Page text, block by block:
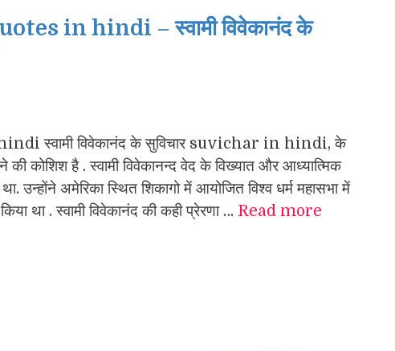
in hindi – स्वामी विवेकानंद के
स्वामी विवेकानंद के सुविचार suvichar in hindi, के
की कोशिश है . स्वामी विवेकानन्द वेद के विख्यात और आध्यात्मिक
उन्होंने अमेरिका स्थित शिकागो में आयोजित विश्व धर्म महासभा में
था . स्वामी विवेकानंद की कही प्रेरणा … Read more